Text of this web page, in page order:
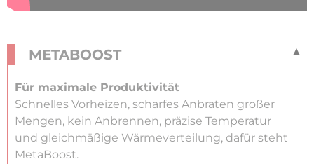
METABOOST
Für maximale Produktivität
Schnelles Vorheizen, scharfes Anbraten großer
Mengen, kein Anbrennen, präzise Temperatur
und gleichmäßige Wärmeverteilung, dafür steht
MetaBoost.